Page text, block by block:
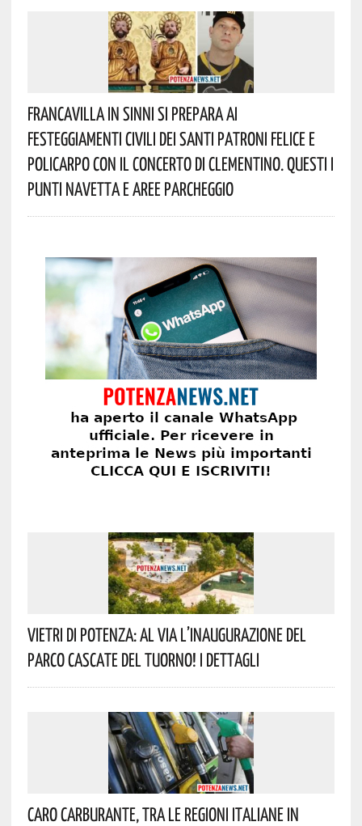
Francavilla In Sinni Si Prepara Ai
Festeggiamenti Civili Dei Santi Patroni Felice E
Policarpo Con Il Concerto Di Clementino. Questi I
Punti Navetta E Aree Parcheggio
Vietri Di Potenza: Al Via L’inaugurazione Del
Parco Cascate Del Tuorno! I Dettagli
Caro Carburante, Tra Le Regioni Italiane In